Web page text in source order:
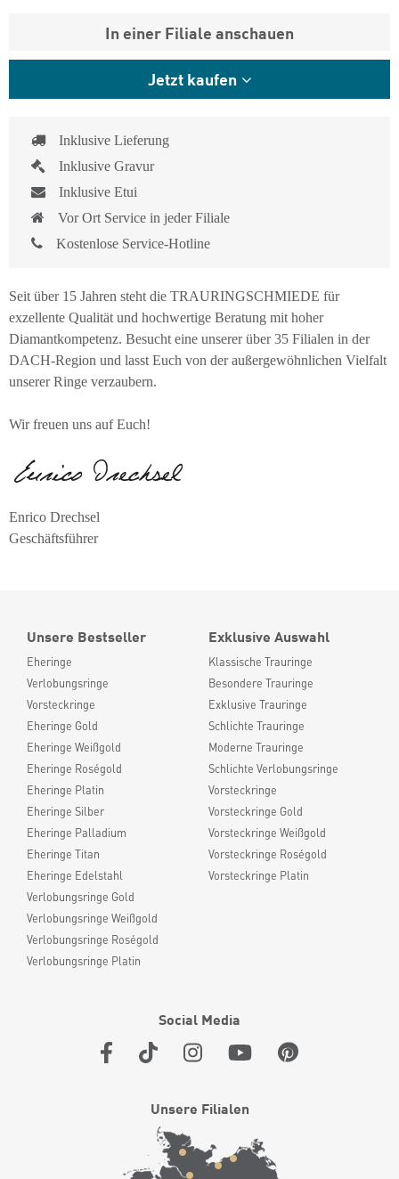
In einer Filiale anschauen
Jetzt kaufen
Inklusive Lieferung
Inklusive Gravur
Inklusive Etui
Vor Ort Service in jeder Filiale
Kostenlose Service-Hotline
Seit über 15 Jahren steht die TRAURINGSCHMIEDE für
exzellente Qualität und hochwertige Beratung mit hoher
Diamantkompetenz. Besucht eine unserer über 35 Filialen in der
DACH-Region und lasst Euch von der außergewöhnlichen Vielfalt
unserer Ringe verzaubern.
Wir freuen uns auf Euch!
Enrico Drechsel
Geschäftsführer
Unsere Bestseller
Eheringe
Verlobungsringe
Vorsteckringe
Eheringe Gold
Eheringe Weißgold
Eheringe Roségold
Eheringe Platin
Eheringe Silber
Eheringe Palladium
Eheringe Titan
Eheringe Edelstahl
Verlobungsringe Gold
Verlobungsringe Weißgold
Verlobungsringe Roségold
Verlobungsringe Platin
Exklusive Auswahl
Klassische Trauringe
Besondere Trauringe
Exklusive Trauringe
Schlichte Trauringe
Moderne Trauringe
Schlichte Verlobungsringe
Vorsteckringe
Vorsteckringe Gold
Vorsteckringe Weißgold
Vorsteckringe Roségold
Vorsteckringe Platin
Social Media
Unsere Filialen